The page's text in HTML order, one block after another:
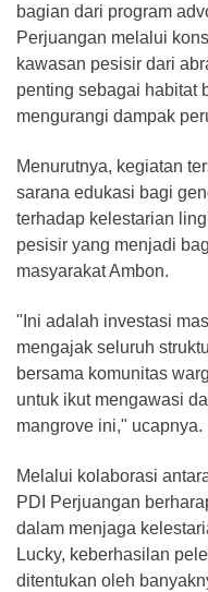
bagian dari program
Perjuangan melalui
kawasan pesisir dari
penting sebagai habitat
mengurangi dampak
Menurutnya, kegiatan
sarana edukasi bagi
terhadap kelestarian
pesisir yang menjadi
masyarakat Ambon.
"Ini adalah investasi
mengajak seluruh
bersama komunitas
untuk ikut mengawasi
mangrove ini," ucapnya.
Melalui kolaborasi
PDI Perjuangan
dalam menjaga
Lucky, keberhasilan
ditentukan oleh